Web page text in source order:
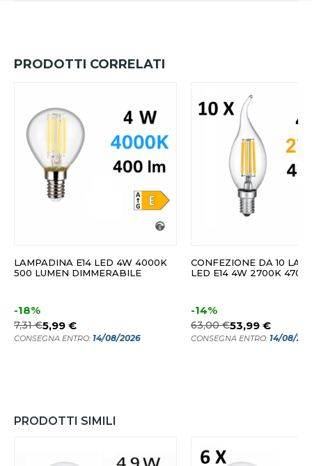
PRODOTTI CORRELATI
LAMPADINA E14 LED 4W 4000K
500 LUMEN DIMMERABILE
-18%
7,31 €5,99 €
CONSEGNA ENTRO: 14/08/2026
CONFEZIONE DA 10
LED E14 4W 2700K 470
-14%
63,00 €53,99 €
CONSEGNA ENTRO: 14/08/
PRODOTTI SIMILI